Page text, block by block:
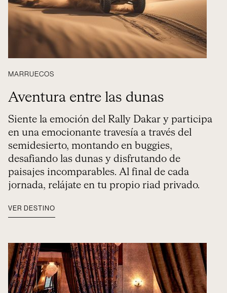
MARRUECOS
Aventura entre las dunas
Siente la emoción del Rally Dakar y participa
en una emocionante travesía a través del
semidesierto, montando en buggies,
desafiando las dunas y disfrutando de
paisajes incomparables. Al final de cada
jornada, relájate en tu propio riad privado.
VER DESTINO